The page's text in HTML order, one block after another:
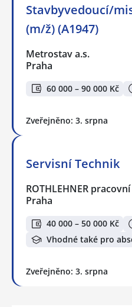
Stavbyvedoucí/
(m/ž) (A1947)
Metrostav a.s.
Praha
60 000 – 90 000 Kč
Zveřejněno: 3. srpna
Servisní Technik
ROTHLEHNER
Praha
40 000 – 50 000 Kč
Vhodné také pro
Zveřejněno: 3. srpna